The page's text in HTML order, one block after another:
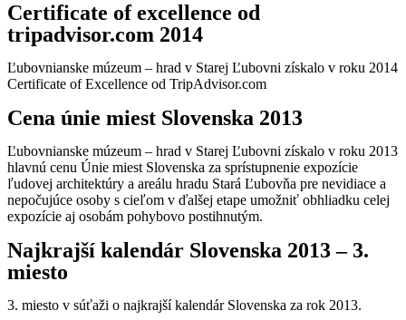
Certificate of excellence od
tripadvisor.com 2014
Ľubovnianske múzeum – hrad v Starej Ľubovni získalo v roku 2014
Certificate of Excellence od TripAdvisor.com
Cena únie miest Slovenska 2013
Ľubovnianske múzeum – hrad v Starej Ľubovni získalo v roku 2013
hlavnú cenu Únie miest Slovenska za sprístupnenie expozície
ľudovej architektúry a areálu hradu Stará Ľubovňa pre nevidiace a
nepočujúce osoby s cieľom v ďalšej etape umožniť obhliadku celej
expozície aj osobám pohybovo postihnutým.
Najkrajší kalendár Slovenska 2013 – 3.
miesto
3. miesto v súťaži o najkrajší kalendár Slovenska za rok 2013.